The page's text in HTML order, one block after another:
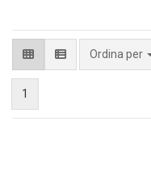
Ordina per
1